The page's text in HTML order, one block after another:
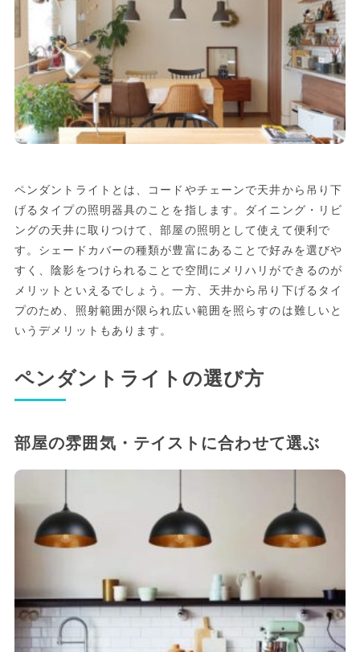
ペンダントライトとは、コードやチェーンで天井から吊り下
げるタイプの照明器具のことを指します。ダイニング・リビ
ングの天井に取りつけて、部屋の照明として使えて便利で
す。シェードカバーの種類が豊富にあることで好みを選びや
すく、陰影をつけられることで空間にメリハリができるのが
メリットといえるでしょう。一方、天井から吊り下げるタイ
プのため、照射範囲が限られ広い範囲を照らすのは難しいと
いうデメリットもあります。
ペンダントライトの選び方
部屋の雰囲気・テイストに合わせて選ぶ